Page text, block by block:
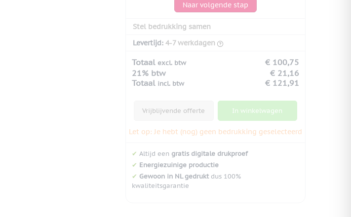
Naar volgende stap
Stel bedrukking samen
Levertijd: 4-7 werkdagen
Totaal excl. btw
€ 100,75
21% btw
€ 21,16
Totaal incl. btw € 121,91
Vrijblijvende offerte In winkelwagen
Let op: Je hebt (nog) geen bedrukking geselecteerd
✔ Altijd een gratis digitale drukproef
✔ Energiezuinige productie
✔ Gewoon in NL gedruktdus 100%
kwaliteitsgarantie